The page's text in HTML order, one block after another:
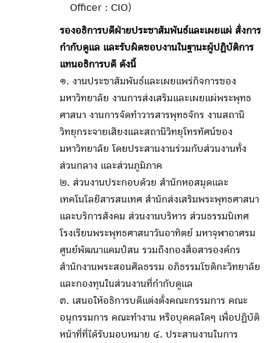
Officer : CIO)
รองอธิการบดีฝ่ายประชาสัมพันธ์และเผยแผ่ สั่งการ
กำกับดูแล และรับผิดชอบงานในฐานะผู้ปฏิบัติการ
แทนอธิการบดี ดังนี้
๑. งานประชาสัมพันธ์และเผยแพร่กิจการของ
มหาวิทยาลัย งานการส่งเสริมและเผยแผ่พระพุทธ
ศาสนา งานการจัดทำวารสารพุทธจักร งานสถานี
วิทยุกระจายเสียงและสถานีวิทยุโทรทัศน์ของ
มหาวิทยาลัย โดยประสานงานร่วมกับส่วนงานทั้ง
ส่วนกลาง และส่วนภูมิภาค
๒. ส่วนงานประกอบด้วย สำนักหอสมุดและ
เทคโนโลยีสารสนเทศ สำนักส่งเสริมพระพุทธศาสนา
และบริการสังคม ส่วนงานบริหาร ส่วนธรรมนิเทศ
โรงเรียนพระพุทธศาสนาวันอาทิตย์ มหาจุฬาอาศรม
ศูนย์พัฒนาแคมป์สน รวมถึงกองสื่อสารองค์กร
สำนักงานพระสอนศีลธรรม อภิธรรมโชติกะวิทยาลัย
และกองทุนในส่วนงานที่กำกับดูแล
๓. เสนอให้อธิการบดีแต่งตั้งคณะกรรมการ คณะ
อนุกรรมการ คณะทำงาน หรือบุคคลใดๆ เพื่อปฏิบัติ
หน้าที่ที่ได้รับมอบหมาย ๔. ประสานงานในการ